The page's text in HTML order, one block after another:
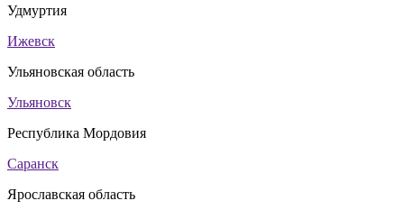
Удмуртия
Ижевск
Ульяновская область
Ульяновск
Республика Мордовия
Саранск
Ярославская область